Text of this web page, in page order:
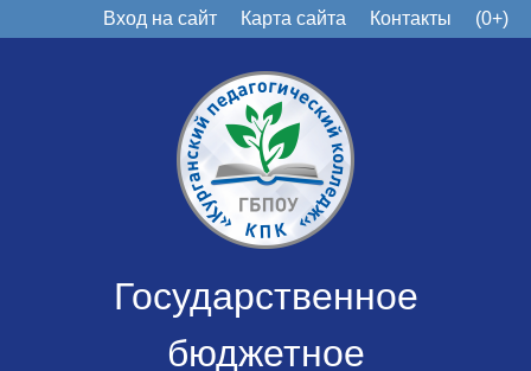
Вход на сайт Карта сайта Контакты (0+)
Государственное
бюджетное